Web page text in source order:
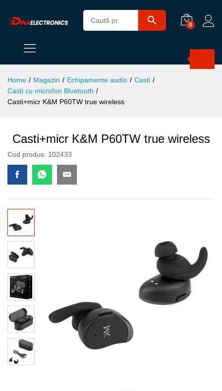
0
Home / Magazin / Echipamente audio / Casti /
Casti cu microfon Bluetooth /
Casti+micr K&M P60TW true wireless
Casti+micr K&M P60TW true wireless
Cod produs: 102433